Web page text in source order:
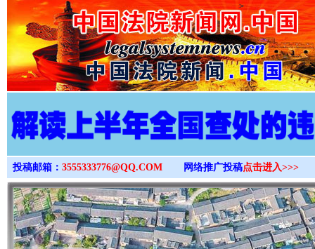
>
投稿邮箱： 3555333776@QQ.COM 网络推广投稿点击进入>>>